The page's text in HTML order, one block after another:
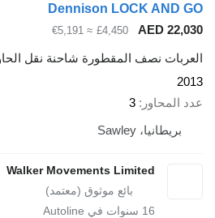
Dennison LOCK AND
AED
£4,450
≈ €5,191
نصف المقطورة شاحنة نقل الحاويات
المحاور 3
بريطانيا، Sawley
Walker Movements Limited
سنوات في Autoline